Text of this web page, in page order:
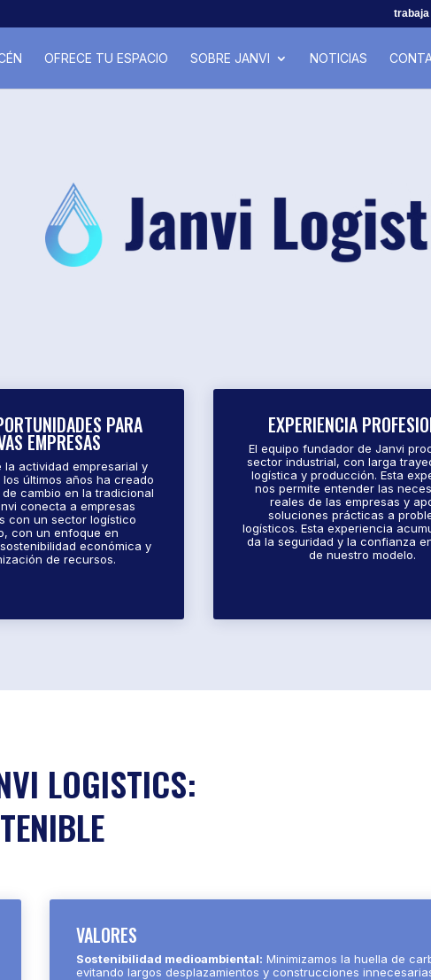
OFRECE TU ESPACIO SOBRE JANVI NOTICIAS
PARA
EMPRESAS
la actividad empresarial y
últimos años ha creado
cambio en la tradicional
conecta a empresas
con un sector logístico
con un enfoque en
económica y
de recursos.
EXPERIENCIA
El equipo fundador de Janvi
sector industrial, con larga
logística y producción. Esta
nos permite entender las
reales de las empresas y
soluciones prácticas a
logísticos. Esta experiencia
da la seguridad y la confianza
de nuestro modelo.
LOGISTICS:
VALORES
Sostenibilidad medioambiental: Minimizamos la huella de
evitando largos desplazamientos y construcciones